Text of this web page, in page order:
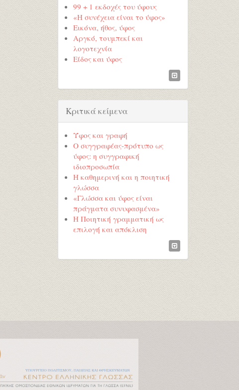
99 + 1 εκδοχές του ύφους
«Η συνέχεια είναι το ύφος»
Εικόνα, ήθος, ύφος
Αργκό, τουμπεκί και
λογοτεχνία
Είδος και ύφος
Κριτικά κείμενα
Ύφος και γραφή
Ο συγγραφέας-πρότυπο ως
ύφος: η συγγραφική
ιδιοπροσωπία
Η καθημερινή και η ποιητική
γλώσσα
«Γλώσσα και ύφος είναι
πράγματα συνυφασμένα»
Η Ποιητική γραμματική ως
επιλογή και απόκλιση